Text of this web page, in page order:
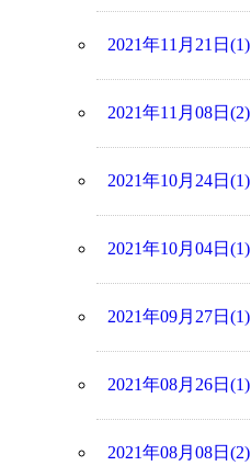
2021年11月21日(1)
2021年11月08日(2)
2021年10月24日(1)
2021年10月04日(1)
2021年09月27日(1)
2021年08月26日(1)
2021年08月08日(2)